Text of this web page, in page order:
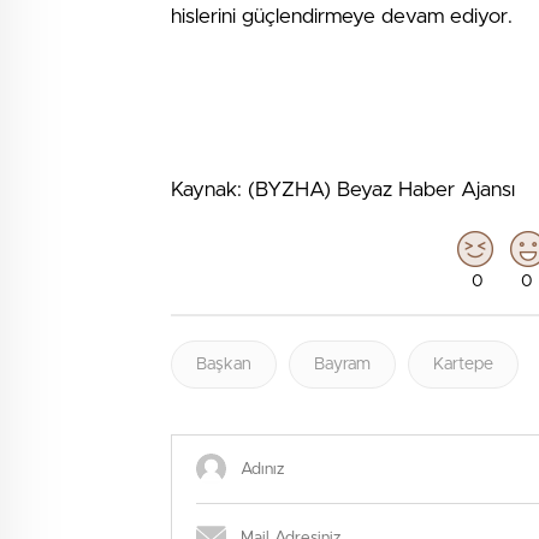
hislerini güçlendirmeye devam ediyor.
Kaynak: (BYZHA) Beyaz Haber Ajansı
0 0
Başkan Bayram Kartepe